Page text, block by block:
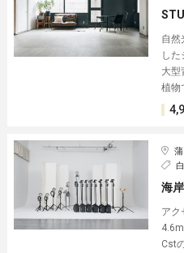
自然
し
大型
植物
海
アク
Cst